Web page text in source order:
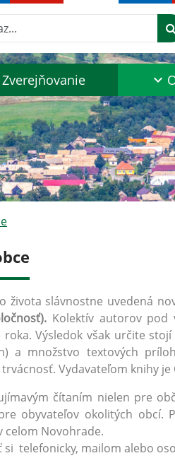
Zverejňovanie
života slávnostne uvedená
Kolektív autorov pod
roka. Výsledok však určite
a množstvo textových
Vydavateľom knihy
čítaním nielen pre
obyvateľov okolitých
v celom Novohrade.
si telefonicky, mailom alebo